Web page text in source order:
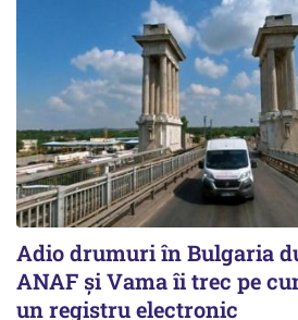
Adio drumuri în Bulgaria
ANAF și Vama îi trec pe
un registru electronic